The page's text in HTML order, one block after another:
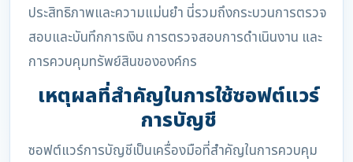
ประสิทธิภาพและความแม่นยำ นี่รวมถึงกระบวนการตรวจ
สอบและบันทึกการเงิน การตรวจสอบการดำเนินงาน และ
การควบคุมทรัพย์สินขององค์กร
เหตุผลที่สำคัญในการใช้ซอฟต์แวร์
การบัญชี
ซอฟต์แวร์การบัญชีเป็นเครื่องมือที่สำคัญในการควบคุม